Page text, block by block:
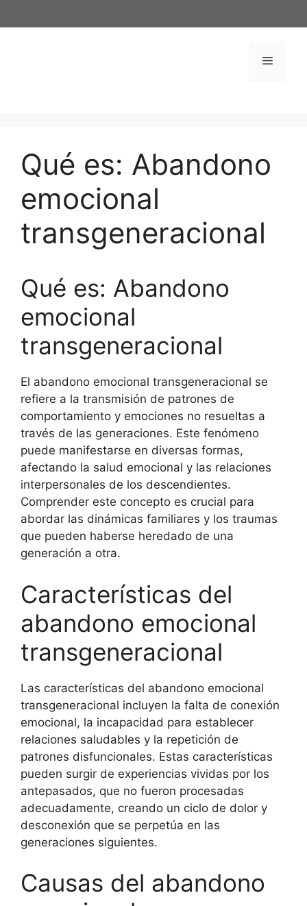
al
Menú
Qué es: Abandono
emocional
transgeneracional
Qué es: Abandono
emocional
transgeneracional
El abandono emocional transgeneracional se
refiere a la transmisión de patrones de
comportamiento y emociones no resueltas a
través de las generaciones. Este fenómeno
puede manifestarse en diversas formas,
afectando la salud emocional y las relaciones
interpersonales de los descendientes.
Comprender este concepto es crucial para
abordar las dinámicas familiares y los traumas
que pueden haberse heredado de una
generación a otra.
Características del
abandono emocional
transgeneracional
Las características del abandono emocional
transgeneracional incluyen la falta de conexión
emocional, la incapacidad para establecer
relaciones saludables y la repetición de
patrones disfuncionales. Estas características
pueden surgir de experiencias vividas por los
antepasados, que no fueron procesadas
adecuadamente, creando un ciclo de dolor y
desconexión que se perpetúa en las
generaciones siguientes.
Causas del abandono